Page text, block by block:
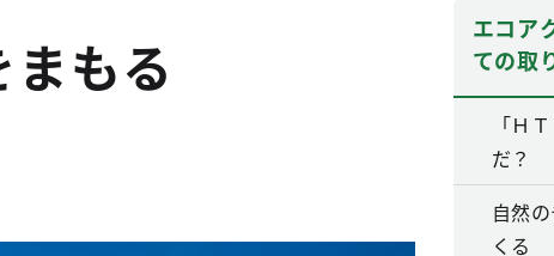
まもる
エコア
ての取
「Ｈ
だ？
自然
くる